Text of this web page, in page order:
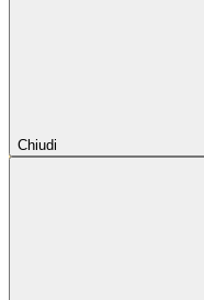
Chiudi